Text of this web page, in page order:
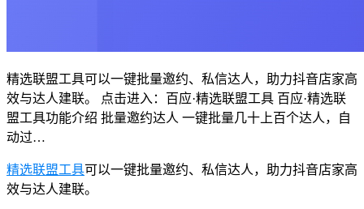
精选联盟工具可以一键批量邀约、私信达人，助力抖音店家高
效与达人建联。 点击进入：百应·精选联盟工具 百应·精选联
盟工具功能介绍 批量邀约达人 一键批量几十上百个达人，自
动过…
精选联盟工具可以一键批量邀约、私信达人，助力抖音店家高
效与达人建联。